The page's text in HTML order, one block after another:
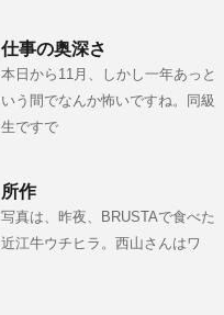
仕事の奥深さ
本日から11月、しかし一年あっと
いう間でなんか怖いですね。同級
生ですで
所作
写真は、昨夜、BRUSTAで食べた
近江牛ウチヒラ。西山さんはワ